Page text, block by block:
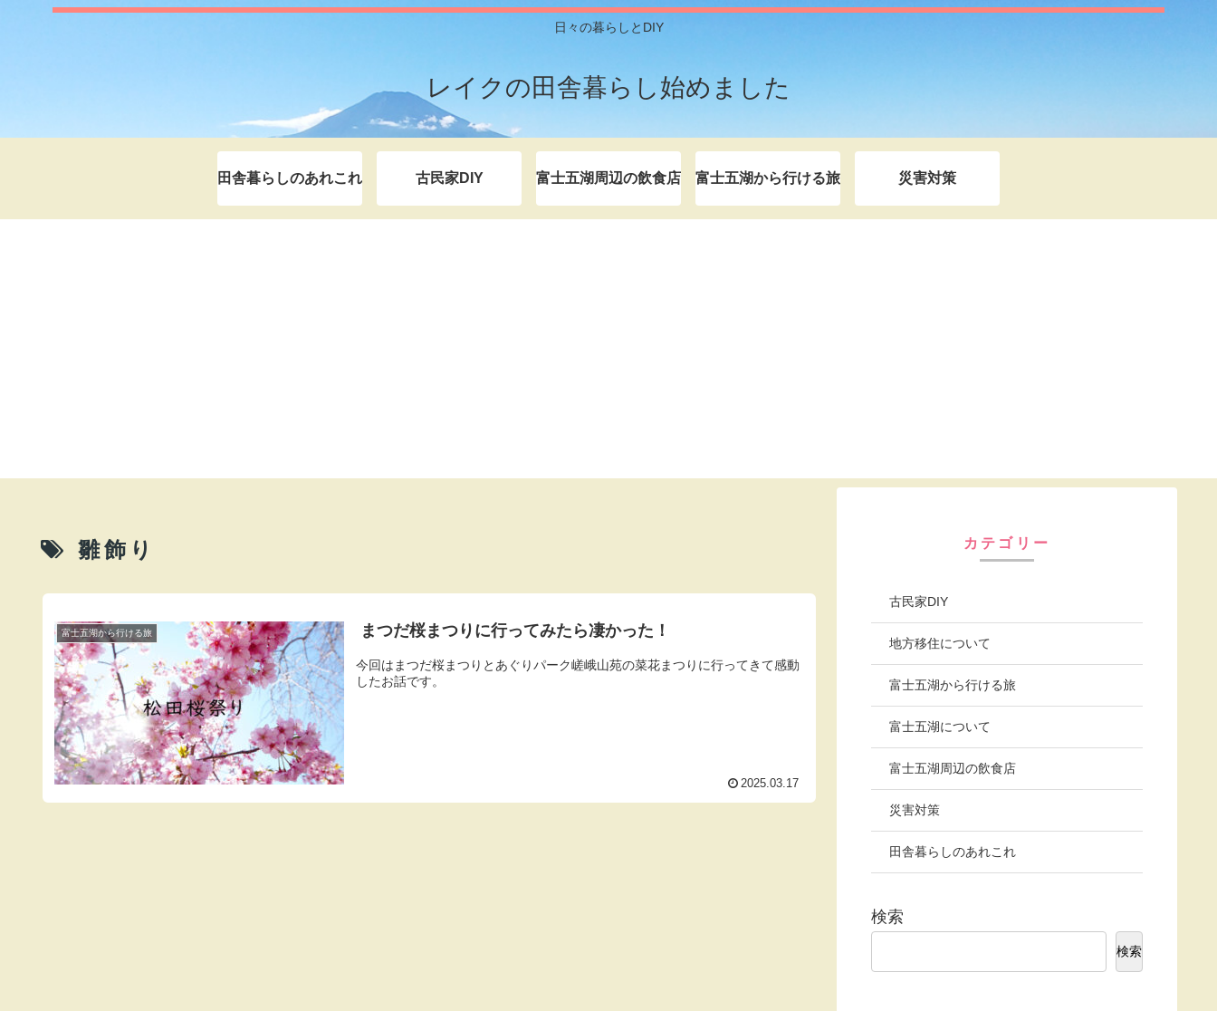
日々の暮らしとDIY
レイクの田舎暮らし始めました
田舎暮らしのあれこれ 古民家DIY 富士五湖周辺の飲食店 富士五湖から行ける旅 災害対策
雛飾り
富士五湖から行ける旅 まつだ桜まつりに行ってみたら凄かった！
今回はまつだ桜まつりとあぐりパーク嵯峨山苑の菜花まつりに行ってきて感動
したお話です。
2025.03.17
カテゴリー
古民家DIY
地方移住について
富士五湖から行ける旅
富士五湖について
富士五湖周辺の飲食店
災害対策
田舎暮らしのあれこれ
検索
検索